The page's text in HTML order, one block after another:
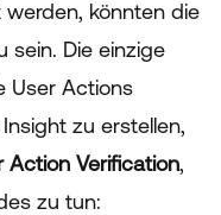
könnten die
sein. Die einzige
User Actions
zu erstellen,
Action Verification,
zu tun: